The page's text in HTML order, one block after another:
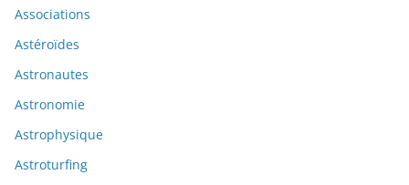
Associations
Astéroïdes
Astronautes
Astronomie
Astrophysique
Astroturfing